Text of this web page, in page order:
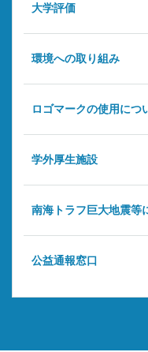
大学評価
環境への取り組み
ロゴマークの使用につ
学外厚生施設
南海トラフ巨大地震等
公益通報窓口